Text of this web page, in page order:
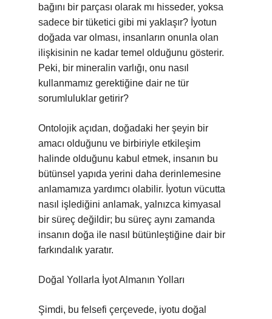
bağını bir parçası olarak mı hisseder, yoksa
sadece bir tüketici gibi mi yaklaşır? İyotun
doğada var olması, insanların onunla olan
ilişkisinin ne kadar temel olduğunu gösterir.
Peki, bir mineralin varlığı, onu nasıl
kullanmamız gerektiğine dair ne tür
sorumluluklar getirir?
Ontolojik açıdan, doğadaki her şeyin bir
amacı olduğunu ve birbiriyle etkileşim
halinde olduğunu kabul etmek, insanın bu
bütünsel yapıda yerini daha derinlemesine
anlamamıza yardımcı olabilir. İyotun vücutta
nasıl işlediğini anlamak, yalnızca kimyasal
bir süreç değildir; bu süreç aynı zamanda
insanın doğa ile nasıl bütünleştiğine dair bir
farkındalık yaratır.
Doğal Yollarla İyot Almanın Yolları
Şimdi, bu felsefi çerçevede, iyotu doğal